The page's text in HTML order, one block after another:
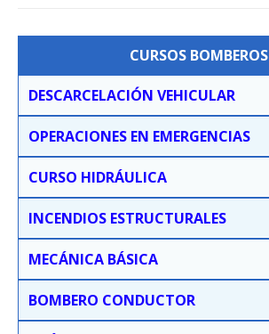
CURSOS BOMBEROS
DESCARCELACIÓN VEHICULAR
OPERACIONES EN EMERGENCIAS
CURSO HIDRÁULICA
INCENDIOS ESTRUCTURALES
MECÁNICA BÁSICA
BOMBERO CONDUCTOR